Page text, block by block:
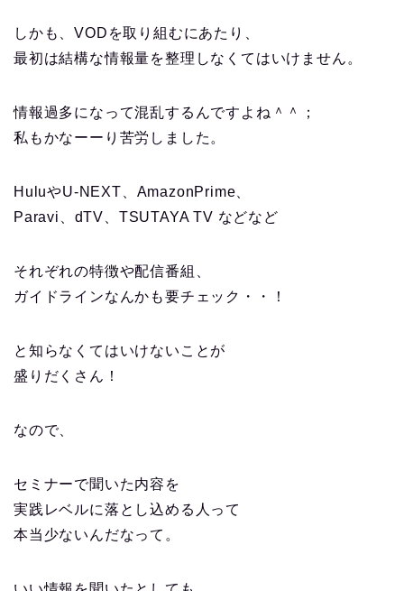
しかも、VODを取り組むにあたり、
最初は結構な情報量を整理しなくてはいけません。
情報過多になって混乱するんですよね＾＾；
私もかなーーり苦労しました。
HuluやU-NEXT、AmazonPrime、
Paravi、dTV、TSUTAYA TV などなど
それぞれの特徴や配信番組、
ガイドラインなんかも要チェック・・！
と知らなくてはいけないことが
盛りだくさん！
なので、
セミナーで聞いた内容を
実践レベルに落とし込める人って
本当少ないんだなって。